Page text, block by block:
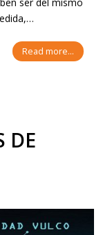
Read more...
DE